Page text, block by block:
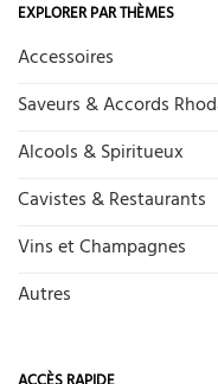
EXPLORER PAR THÈMES
Accessoires
Saveurs & Accords
Alcools & Spiritueux
Cavistes & Restaurants
Vins et Champagnes
Autres